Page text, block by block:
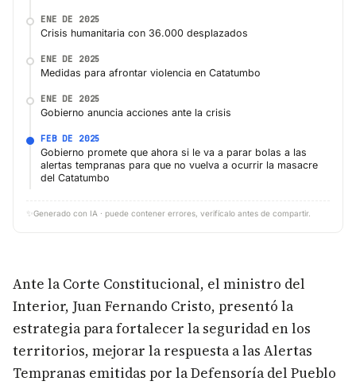
ENE DE 2025
Crisis humanitaria con 36.000 desplazados
ENE DE 2025
Medidas para afrontar violencia en Catatumbo
ENE DE 2025
Gobierno anuncia acciones ante la crisis
FEB DE 2025
Gobierno promete que ahora si le va a parar bolas a las
alertas tempranas para que no vuelva a ocurrir la masacre
del Catatumbo
✨ Generado con IA · puede contener errores, verifícalo antes de compartir.
Ante la Corte Constitucional, el ministro del
Interior, Juan Fernando Cristo, presentó la
estrategia para fortalecer la seguridad en los
territorios, mejorar la respuesta a las Alertas
Tempranas emitidas por la Defensoría del Pueblo